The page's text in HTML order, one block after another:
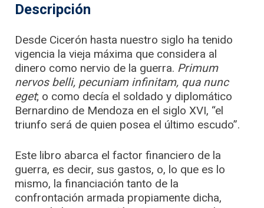
Descripción
Desde Cicerón hasta nuestro siglo ha tenido
vigencia la vieja máxima que considera al
dinero como nervio de la guerra. Primum
nervos belli, pecuniam infinitam, qua nunc
eget; o como decía el soldado y diplomático
Bernardino de Mendoza en el siglo XVI, “el
triunfo será de quien posea el último escudo”.
Este libro abarca el factor financiero de la
guerra, es decir, sus gastos, o, lo que es lo
mismo, la financiación tanto de la
confrontación armada propiamente dicha,